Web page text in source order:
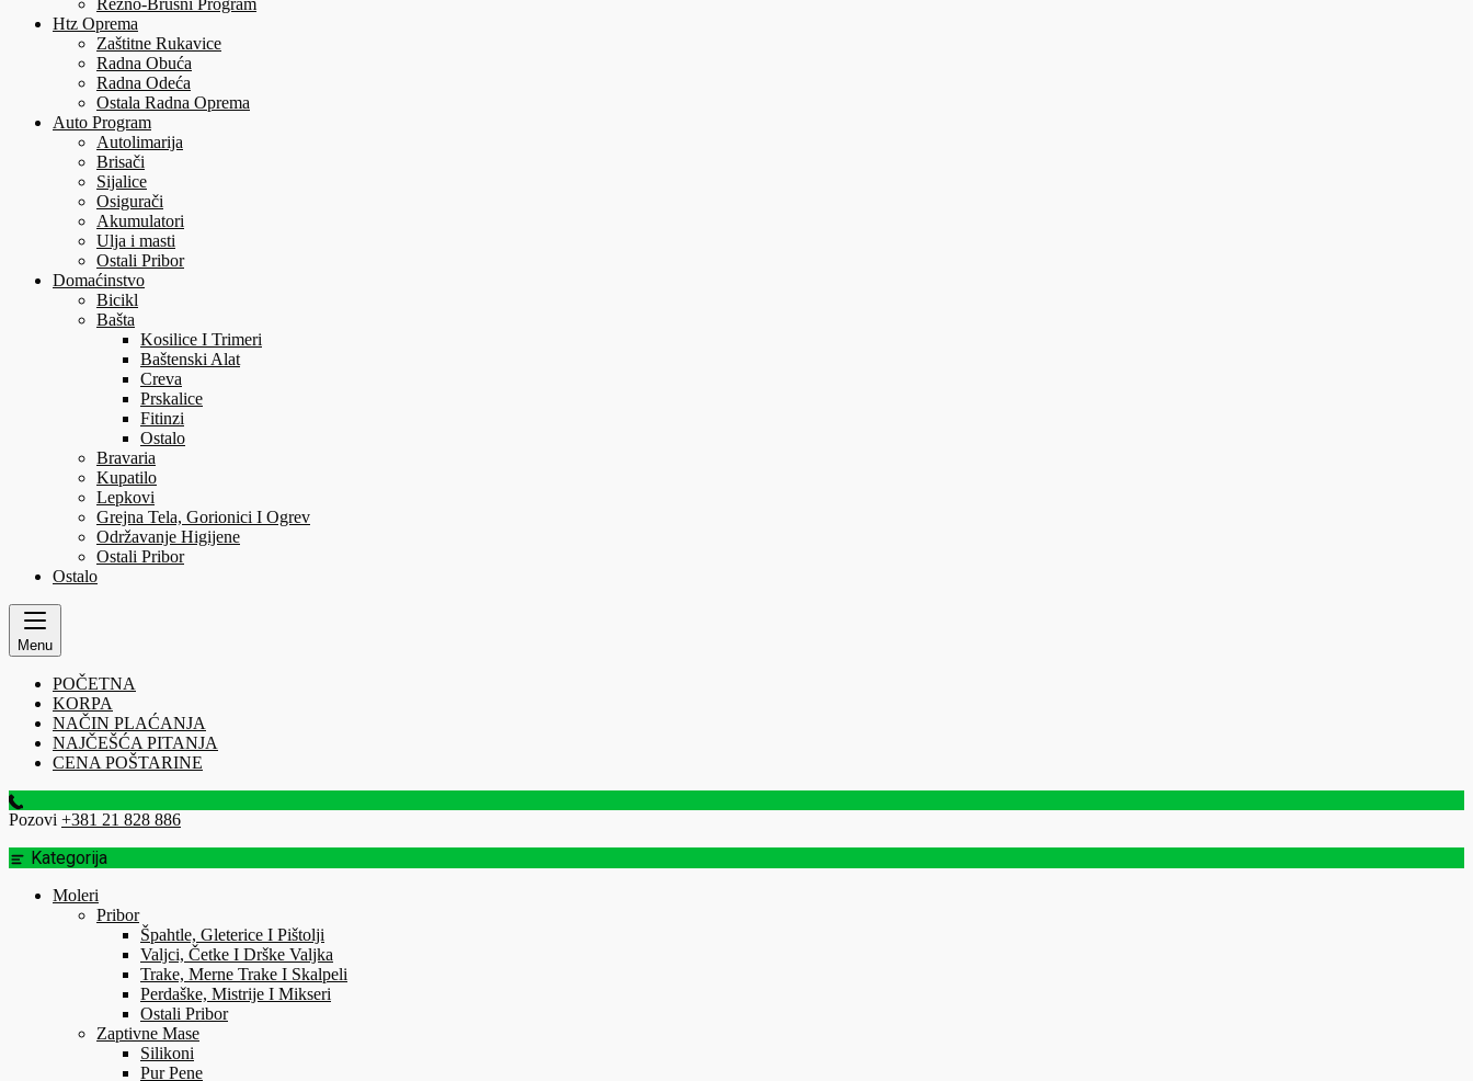
Htz Oprema
Zaštitne Rukavice
Radna Obuća
Radna Odeća
Ostala Radna Oprema
Auto Program
Autolimarija
Brisači
Sijalice
Osigurači
Akumulatori
Ulja i masti
Ostali Pribor
Domaćinstvo
Bicikl
Bašta
Kosilice I Trimeri
Baštenski Alat
Creva
Prskalice
Fitinzi
Ostalo
Bravaria
Kupatilo
Lepkovi
Grejna Tela, Gorionici I Ogrev
Održavanje Higijene
Ostali Pribor
Ostalo
Menu
POČETNA
KORPA
NAČIN PLAĆANJA
NAJČEŠĆA PITANJA
CENA POŠTARINE
Pozovi +381 21 828 886
Kategorija
Moleri
Pribor
Špahtle, Gleterice I Pištolji
Valjci, Četke I Drške Valjka
Trake, Merne Trake I Skalpeli
Perdaške, Mistrije I Mikseri
Ostali Pribor
Zaptivne Mase
Silikoni
Pur Pene